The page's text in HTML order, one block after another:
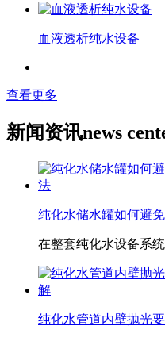
血液透析纯水设备
查看更多
新闻资讯news
纯化水储水罐如何避
在整套纯化水设备系
纯化水管道内壁抛光